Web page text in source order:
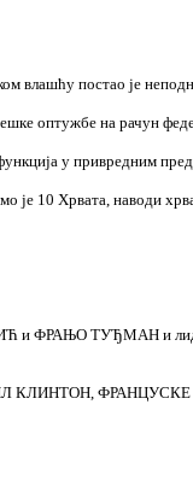
влашћу постао је
оптужбе на рачун
у привредним
је 10 Хрвата, наводи
ТУЂМАН и лидер
БИЛ КЛИНТОН,